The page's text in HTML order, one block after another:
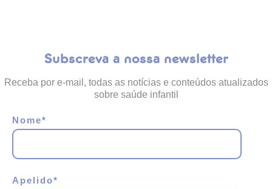
Subscreva a nossa newsletter
Receba por e-mail, todas as notícias e conteúdos atualizados
sobre saúde infantil
Nome*
Apelido*